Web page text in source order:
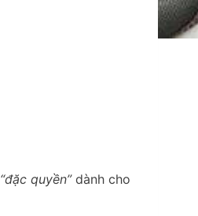
“đặc quyền”dành cho